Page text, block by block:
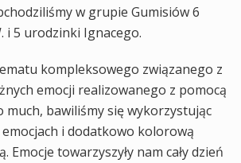
w grupie Gumisiów 6
i 5 urodzinki Ignacego.
kompleksowego związanego z
emocji realizowanego z pomocą
much, bawiliśmy się wykorzystując
i dodatkowo kolorową
Emocje towarzyszyły nam cały dzień